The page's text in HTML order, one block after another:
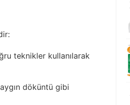
teknikler kullanılarak
döküntü gibi